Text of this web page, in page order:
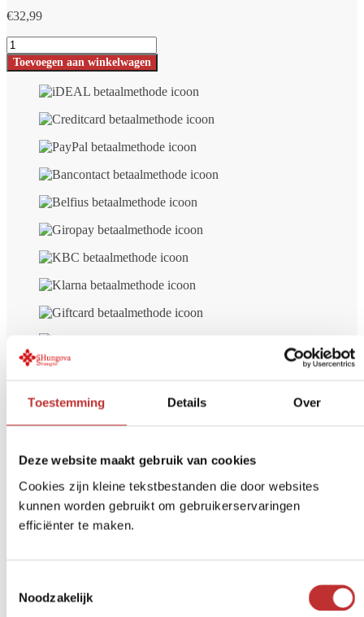
Toestemming Details Over
Deze website maakt gebruik van cookies
Cookies zijn kleine tekstbestanden die door websites
kunnen worden gebruikt om gebruikerservaringen
efficiënter te maken.
Noodzakelijk
€32,99
Shungite
Steentjes
in
buideltje
gepolijst
Toevoegen aan winkelwagen
Gratis bezorgd
Retour Binnen
14 dagen
overShungite Steentjes in mooi
buideltje – bulkverpakking – ±250
gram – gepolijst
Myrtille Jadot
Un très bel assortiment. 1 grosse, 2 moyennes et des petites.